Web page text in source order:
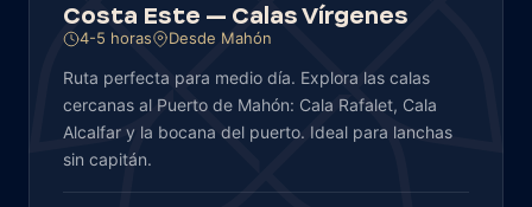
Costa Este — Calas Vírgenes
4-5 horas Desde Mahón
Ruta perfecta para medio día. Explora las calas
cercanas al Puerto de Mahón: Cala Rafalet, Cala
Alcalfar y la bocana del puerto. Ideal para lanchas
sin capitán.